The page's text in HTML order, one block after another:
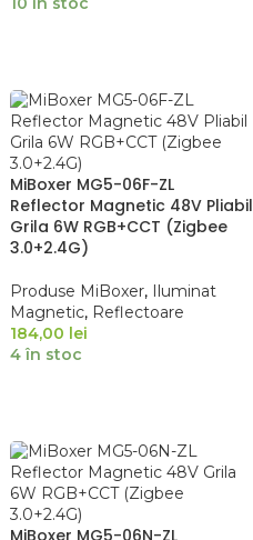
MiBoxer MG5-06F-ZL
Reflector Magnetic 48V Pliabil
Grila 6W RGB+CCT (Zigbee
3.0+2.4G)
Produse MiBoxer, Iluminat
Magnetic, Reflectoare
184,00 lei
4 în stoc
MiBoxer MG5-06N-ZL